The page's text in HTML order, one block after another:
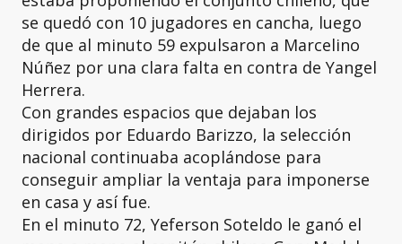
se quedó con 10 jugadores en cancha, luego
de que al minuto 59 expulsaron a Marcelino
Núñez por una clara falta en contra de Yangel
Herrera.
Con grandes espacios que dejaban los
dirigidos por Eduardo Barizzo, la selección
nacional continuaba acoplándose para
conseguir ampliar la ventaja para imponerse
en casa y así fue.
En el minuto 72, Yeferson Soteldo le ganó el